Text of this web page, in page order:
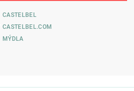
CASTELBEL
CASTELBEL.COM
MÝDLA